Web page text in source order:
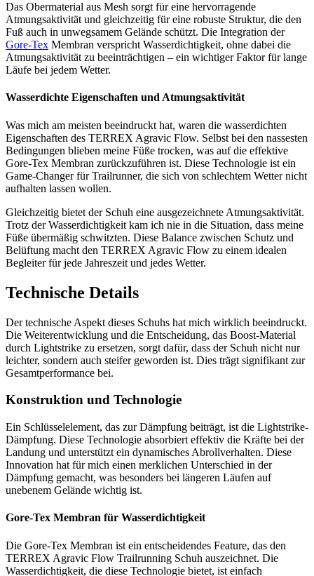
Das Obermaterial aus Mesh sorgt für eine hervorragende
Atmungsaktivität und gleichzeitig für eine robuste Struktur, die den
Fuß auch in unwegsamem Gelände schützt. Die Integration der
Gore-Tex Membran verspricht Wasserdichtigkeit, ohne dabei die
Atmungsaktivität zu beeinträchtigen – ein wichtiger Faktor für lange
Läufe bei jedem Wetter.
Wasserdichte Eigenschaften und Atmungsaktivität
Was mich am meisten beeindruckt hat, waren die wasserdichten
Eigenschaften des TERREX Agravic Flow. Selbst bei den nassesten
Bedingungen blieben meine Füße trocken, was auf die effektive
Gore-Tex Membran zurückzuführen ist. Diese Technologie ist ein
Game-Changer für Trailrunner, die sich von schlechtem Wetter nicht
aufhalten lassen wollen.
Gleichzeitig bietet der Schuh eine ausgezeichnete Atmungsaktivität.
Trotz der Wasserdichtigkeit kam ich nie in die Situation, dass meine
Füße übermäßig schwitzten. Diese Balance zwischen Schutz und
Belüftung macht den TERREX Agravic Flow zu einem idealen
Begleiter für jede Jahreszeit und jedes Wetter.
Technische Details
Der technische Aspekt dieses Schuhs hat mich wirklich beeindruckt.
Die Weiterentwicklung und die Entscheidung, das Boost-Material
durch Lightstrike zu ersetzen, sorgt dafür, dass der Schuh nicht nur
leichter, sondern auch steifer geworden ist. Dies trägt signifikant zur
Gesamtperformance bei.
Konstruktion und Technologie
Ein Schlüsselelement, das zur Dämpfung beiträgt, ist die Lightstrike-
Dämpfung. Diese Technologie absorbiert effektiv die Kräfte bei der
Landung und unterstützt ein dynamisches Abrollverhalten. Diese
Innovation hat für mich einen merklichen Unterschied in der
Dämpfung gemacht, was besonders bei längeren Läufen auf
unebenem Gelände wichtig ist.
Gore-Tex Membran für Wasserdichtigkeit
Die Gore-Tex Membran ist ein entscheidendes Feature, das den
TERREX Agravic Flow Trailrunning Schuh auszeichnet. Die
Wasserdichtigkeit, die diese Technologie bietet, ist einfach